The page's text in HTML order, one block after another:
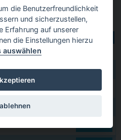
hier kaufen
hier kaufen
die Benutzerfreundlichkeit
und sicherzustellen,
Erfahrung auf unserer
die Einstellungen hierzu
auswählen